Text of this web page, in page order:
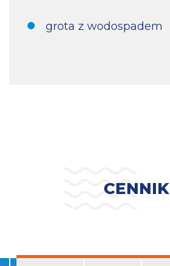
grota z wodospadem
CENNIK